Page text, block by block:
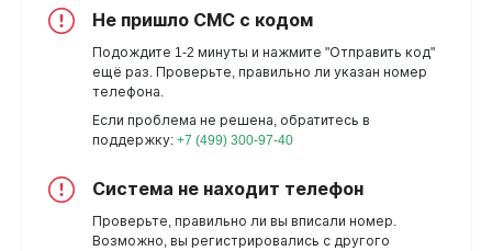
Не пришло СМС с кодом
Подождите 1-2 минуты и нажмите "Отправить код"
ещё раз. Проверьте, правильно ли указан номер
телефона.
Если проблема не решена, обратитесь в
поддержку: +7 (499) 300-97-40
Система не находит телефон
Проверьте, правильно ли вы вписали номер.
Возможно, вы регистрировались с другого